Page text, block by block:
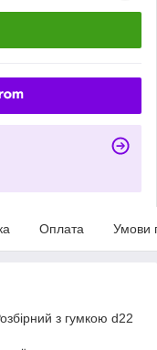
Оплата Умови
з гумкою d22